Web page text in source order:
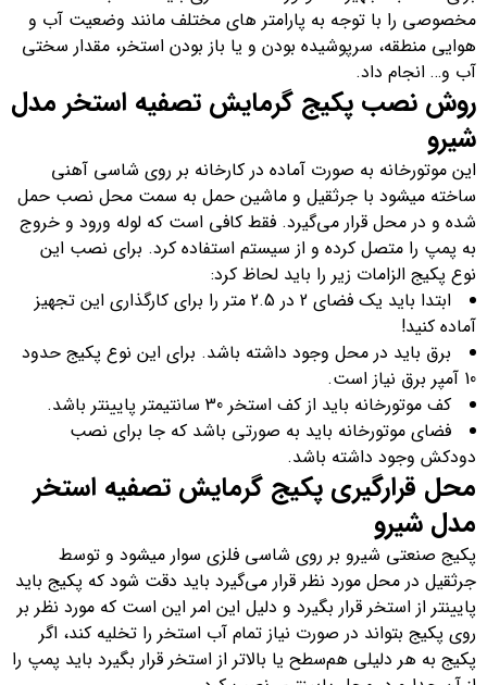
مخصوصی را با توجه به پارامتر های مختلف مانند وضعیت آب و
هوایی منطقه، سرپوشیده بودن و یا باز بودن استخر، مقدار سختی
آب و… انجام داد.
روش نصب پکیج گرمایش تصفیه استخر مدل
شیرو
این موتورخانه به صورت آماده در کارخانه بر روی شاسی آهنی
ساخته میشود با جرثقیل و ماشین حمل به سمت محل نصب حمل
شده و در محل قرار می‌گیرد. فقط کافی است که لوله ورود و خروج
به پمپ را متصل کرده و از سیستم استفاده کرد. برای نصب این
نوع پکیج الزامات زیر را باید لحاظ کرد:
ابتدا باید یک فضای 2 در 2.5 متر را برای کارگذاری این تجهیز
آماده کنید!
برق باید در محل وجود داشته باشد. برای این نوع پکیج حدود
10 آمپر برق نیاز است.
کف موتورخانه باید از کف استخر 30 سانتیمتر پایینتر باشد.
فضای موتورخانه باید به صورتی باشد که جا برای نصب
دودکش وجود داشته باشد.
محل قرارگیری پکیج گرمایش تصفیه استخر
مدل شیرو
پکیج صنعتی شیرو بر روی شاسی فلزی سوار میشود و توسط
جرثقیل در محل مورد نظر قرار می‌گیرد باید دقت شود که پکیج باید
پایینتر از استخر قرار بگیرد و دلیل این امر این است که مورد نظر بر
روی پکیج بتواند در صورت نیاز تمام آب استخر را تخلیه کند، اگر
پکیج به هر دلیلی هم‌سطح یا بالاتر از استخر قرار بگیرد باید پمپ را